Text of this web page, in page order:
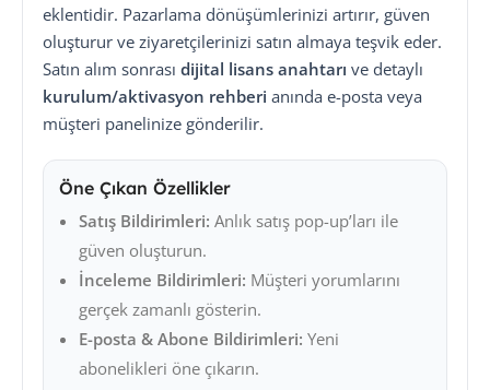
eklentidir. Pazarlama dönüşümlerinizi artırır, güven
oluşturur ve ziyaretçilerinizi satın almaya teşvik eder.
Satın alım sonrası dijital lisans anahtarı ve detaylı
kurulum/aktivasyon rehberi anında e-posta veya
müşteri panelinize gönderilir.
Öne Çıkan Özellikler
Satış Bildirimleri: Anlık satış pop-up’ları ile
güven oluşturun.
İnceleme Bildirimleri: Müşteri yorumlarını
gerçek zamanlı gösterin.
E-posta & Abone Bildirimleri: Yeni
abonelikleri öne çıkarın.